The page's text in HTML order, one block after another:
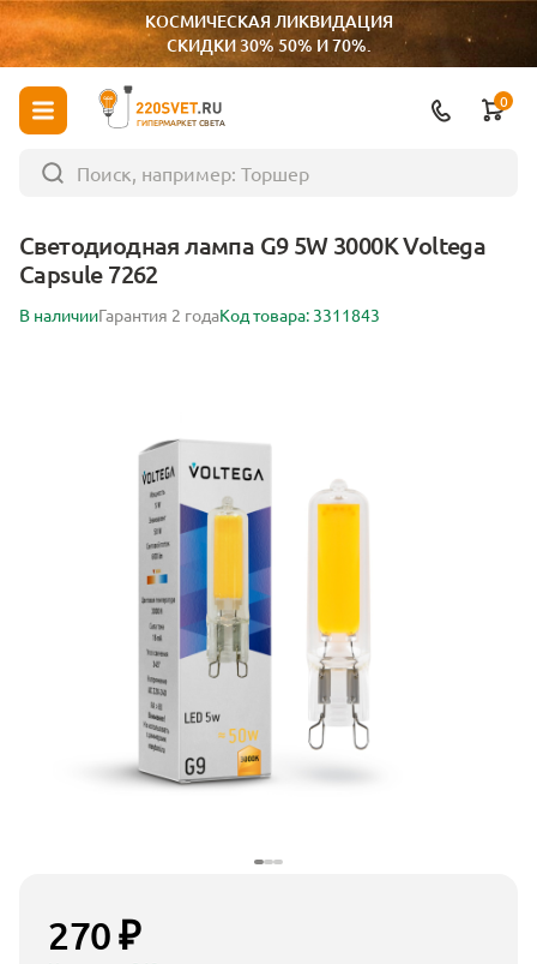
КОСМИЧЕСКАЯ ЛИКВИДАЦИЯ
СКИДКИ 30% 50% И 70%.
ГИПЕРМАРКЕТ СВЕТА
0
Светодиодная лампа G9 5W 3000K Voltega
Capsule 7262
В наличииГарантия 2 годаКод товара: 3311843
270 ₽